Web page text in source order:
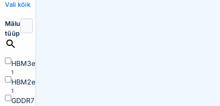
Vali kõik
Mälu
tüüp
HBM3e
1
HBM2e
1
GDDR7